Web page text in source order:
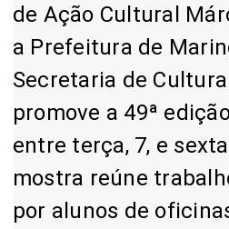
de Ação Cultural
a Prefeitura de
Secretaria de
promove a 49ª
entre terça, 7, e
mostra reúne
por alunos de